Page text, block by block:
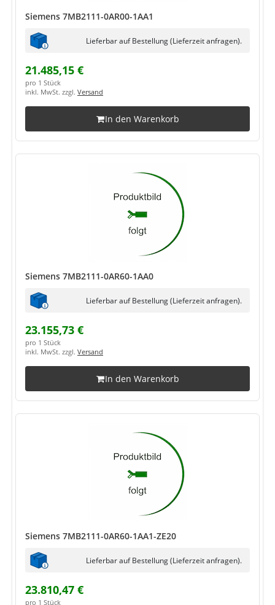
Siemens 7MB2111-0AR00-1AA1
Lieferbar auf Bestellung (Lieferzeit anfragen).
21.485,15 €
pro 1 Stück
inkl. MwSt. zzgl. Versand
In den Warenkorb
Siemens 7MB2111-0AR60-1AA0
Lieferbar auf Bestellung (Lieferzeit anfragen).
23.155,73 €
pro 1 Stück
inkl. MwSt. zzgl. Versand
In den Warenkorb
Siemens 7MB2111-0AR60-1AA1-ZE20
Lieferbar auf Bestellung (Lieferzeit anfragen).
23.810,47 €
pro 1 Stück